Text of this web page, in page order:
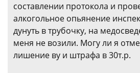
составлении протокола и
алкогольное опьянение
дунуть в трубочку, на
меня не возили. Могу ли я
лишение ву и штрафа в 30т.р.